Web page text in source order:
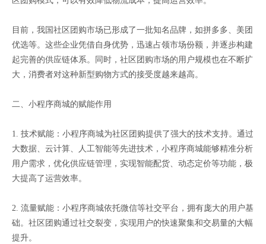
目前，我国社区团购市场已形成了一批知名品牌，如拼多多、美团
优选等。这些企业凭借自身优势，迅速占领市场份额，并逐步构建
起完善的供应链体系。同时，社区团购市场的用户规模也在不断扩
大，消费者对这种新型购物方式的接受度越来越高。
二、小程序商城的赋能作用
1. 技术赋能：小程序商城为社区团购提供了强大的技术支持。通过
大数据、云计算、人工智能等先进技术，小程序商城能够精准分析
用户需求，优化供应链管理，实现智能配货、动态定价等功能，极
大提高了运营效率。
2. 流量赋能：小程序商城依托微信等社交平台，拥有庞大的用户基
础。社区团购通过社交裂变，实现用户的快速聚集和交易量的大幅
提升。